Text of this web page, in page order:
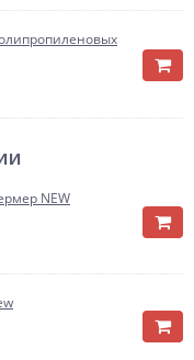
NEW